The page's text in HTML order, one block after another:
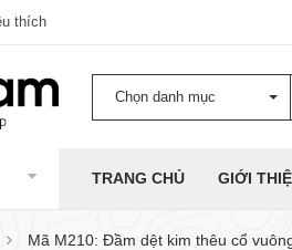
thích
Chọn danh mục
TRANG CHỦ GIỚI
Mã M210: Đầm dệt kim thêu cổ